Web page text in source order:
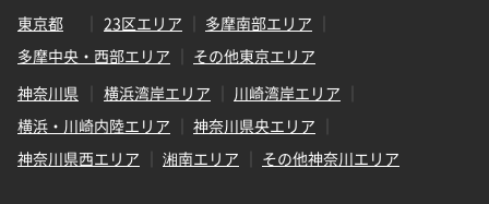
東京都
23区エリア
多摩南部エリア
多摩中央・西部エリア
その他東京エリア
神奈川県
横浜湾岸エリア
川崎湾岸エリア
横浜・川崎内陸エリア
神奈川県央エリア
神奈川県西エリア
湘南エリア その他神奈川エリア